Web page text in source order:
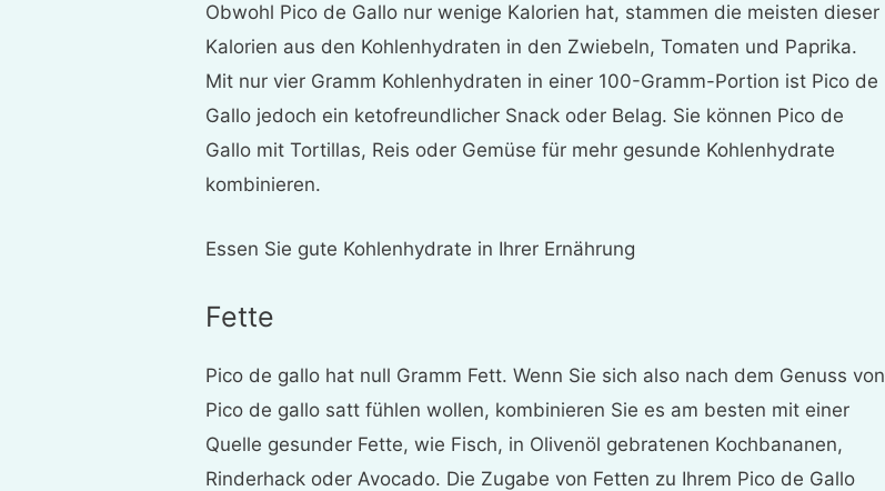
Obwohl Pico de Gallo nur wenige Kalorien hat, stammen die meisten dieser
Kalorien aus den Kohlenhydraten in den Zwiebeln, Tomaten und Paprika.
Mit nur vier Gramm Kohlenhydraten in einer 100-Gramm-Portion ist Pico de
Gallo jedoch ein ketofreundlicher Snack oder Belag. Sie können Pico de
Gallo mit Tortillas, Reis oder Gemüse für mehr gesunde Kohlenhydrate
kombinieren.
Essen Sie gute Kohlenhydrate in Ihrer Ernährung
Fette
Pico de gallo hat null Gramm Fett. Wenn Sie sich also nach dem Genuss von
Pico de gallo satt fühlen wollen, kombinieren Sie es am besten mit einer
Quelle gesunder Fette, wie Fisch, in Olivenöl gebratenen Kochbananen,
Rinderhack oder Avocado. Die Zugabe von Fetten zu Ihrem Pico de Gallo